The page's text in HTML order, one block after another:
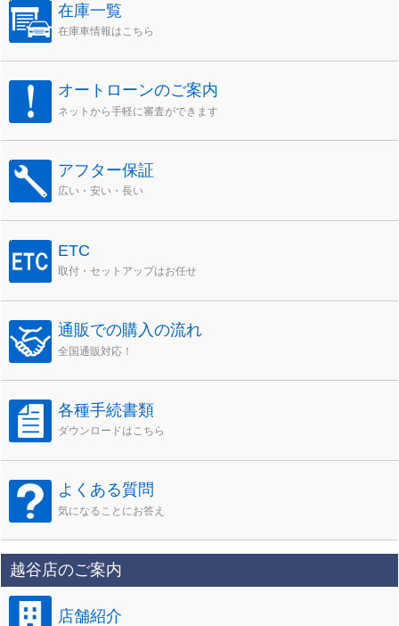
在庫一覧
在庫車情報はこちら
オートローンのご案内
ネットから手軽に審査ができます
アフター保証
広い・安い・長い
ETC
取付・セットアップはお任せ
通販での購入の流れ
全国通販対応！
各種手続書類
ダウンロードはこちら
よくある質問
気になることにお答え
越谷店のご案内
店舗紹介